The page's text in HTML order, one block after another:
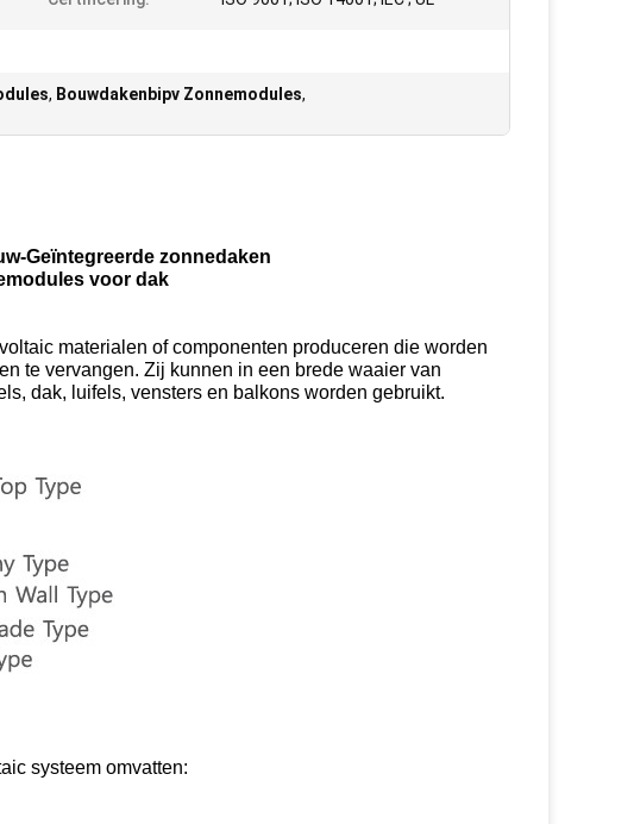
, Bouwdakenbipv Zonnemodules,
Geïntegreerde zonnedaken
voor dak
materialen of componenten produceren die worden
te vervangen. Zij kunnen in een brede waaier van
dak, luifels, vensters en balkons worden gebruikt.
systeem omvatten: